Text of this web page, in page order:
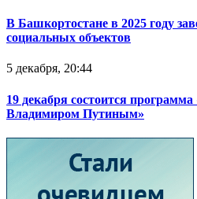
В Башкортостане в 2025 году
социальных объектов
5 декабря, 20:44
19 декабря состоится программа
Владимиром Путиным»